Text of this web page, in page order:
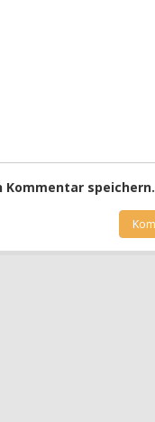
Kommentar speichern.